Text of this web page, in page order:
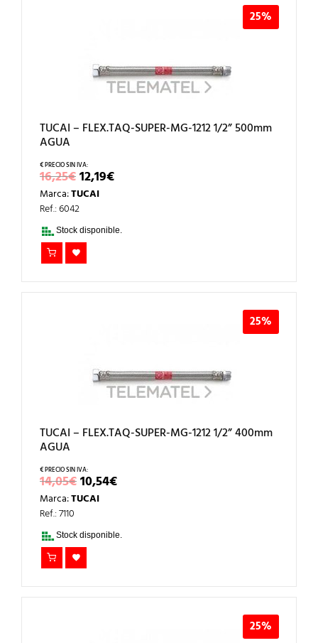
25%
TUCAI – FLEX.TAQ-SUPER-MG-1212 1/2” 500mm
AGUA
16,25€EL
PRECIO
ORIGINAL
ERA:
16,25€.
12,19€EL
PRECIO
12,19€.
Marca:TUCAI
Ref.: 6042
Stock disponible.
25%
TUCAI – FLEX.TAQ-SUPER-MG-1212 1/2” 400mm
AGUA
14,05€EL
PRECIO
ORIGINAL
14,05€.
10,54€EL
PRECIO
Marca:TUCAI
Ref.: 7110
Stock disponible.
25%